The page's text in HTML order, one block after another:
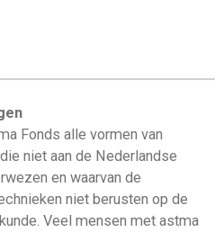
Fonds alle vormen van
niet aan de Nederlandse
en waarvan de
niet berusten op de
Veel mensen met astma